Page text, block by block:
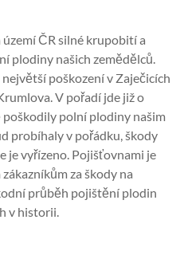
ČR silné krupobití a
plodiny našich zemědělců.
poškození v Zaječicích
V pořadí jde již o
polní plodiny našim
probíhaly v pořádku, škody
je vyřízeno. Pojišťovnami je
za škody na
průběh pojištění plodin
v historii.